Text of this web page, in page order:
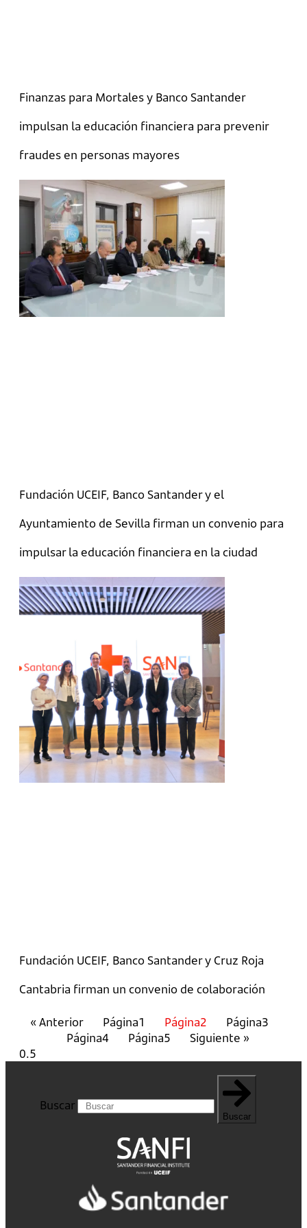
Finanzas para Mortales y Banco Santander
impulsan la educación financiera para prevenir
fraudes en personas mayores
Fundación UCEIF, Banco Santander y el
Ayuntamiento de Sevilla firman un convenio para
impulsar la educación financiera en la ciudad
Fundación UCEIF, Banco Santander y Cruz Roja
Cantabria firman un convenio de colaboración
« Anterior Página1 Página2 Página3
Página4 Página5 Siguiente »
Buscar
Buscar